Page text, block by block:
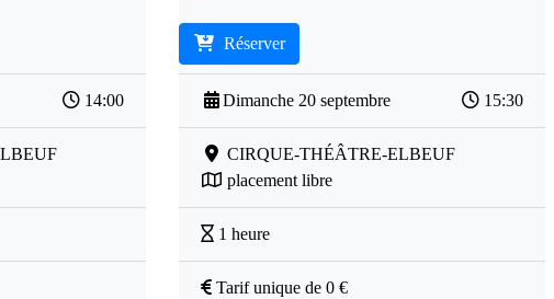
14:00
Réserver
Dimanche 20 septembre 15:30
CIRQUE-THÉÂTRE-ELBEUF
placement libre
1 heure
Tarif unique de 0 €